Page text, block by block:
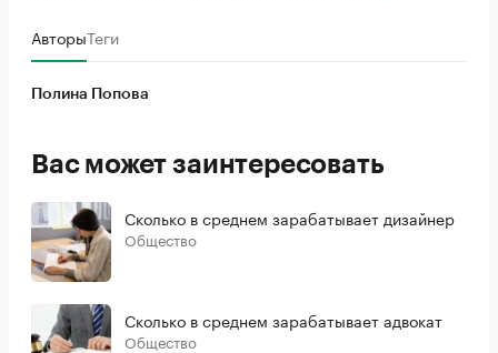
АвторыТеги
Полина Попова
Вас может заинтересовать
Сколько в среднем зарабатывает дизайнер
Общество
Сколько в среднем зарабатывает адвокат
Общество